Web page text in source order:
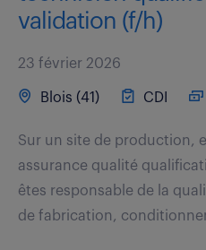
validation (f/h)
23 février 2026
Blois (41) CDI
Sur un site de production,
assurance qualité
êtes responsable de la
de fabrication,